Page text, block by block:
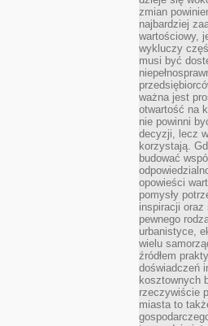
zmian
najbardziej
wartościowy,
wykluczy
musi być
ważna jest
otwartość na
nie powinni
decyzji, lecz
korzystają.
budować
opowieści
pomysły
inspiracji oraz
pewnego
urbanistyce,
wielu
źródłem
doświadczeń
kosztownych
rzeczywiście
miasta to